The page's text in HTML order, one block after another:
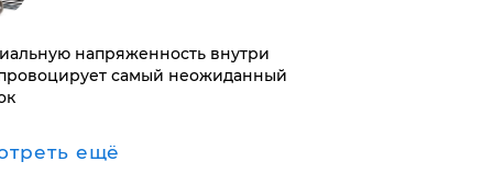
напряженность внутри
самый неожиданный
ещё